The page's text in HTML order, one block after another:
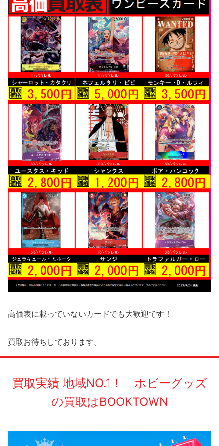
高価表に載っていないカードでも大歓迎です！
買取お待ちしております。
買取実績 地域NO.1！ ホビーグッズ
の買取はBOOKTOWN